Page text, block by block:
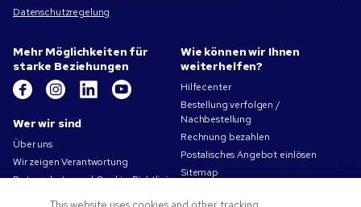
Datenschutzregelung
Mehr Möglichkeiten für
starke Beziehungen
Wer wir sind
Über uns
Wir zeigen Verantwortung
Datenschutz- und Cookie-Richtlinien
Nutzungsbedingungen
Wie können wir Ihnen
weiterhelfen?
Hilfecenter
Bestellung verfolgen /
Nachbestellung
Rechnung bezahlen
Postalisches Angebot einlösen
Sitemap